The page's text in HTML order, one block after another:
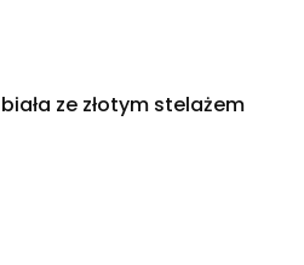
ze złotym stelażem